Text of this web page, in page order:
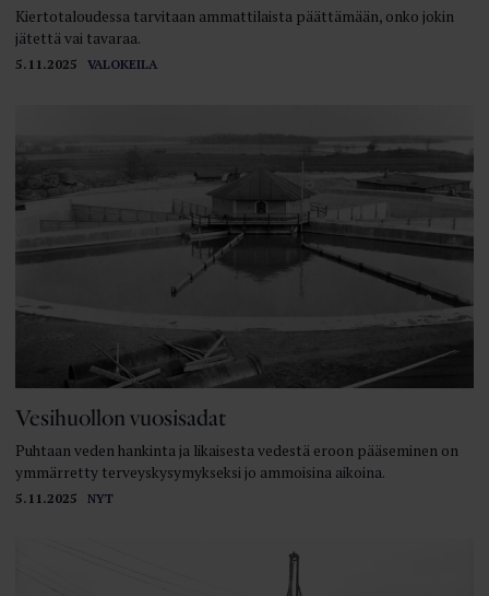
5.11.2025 VALOKEILA
Kiertotaloudessa tarvitaan ammattilaista päättämään, onko jokin
jätettä vai tavaraa.
5.11.2025 NYT
Vesihuollon vuosisadat
Puhtaan veden hankinta ja likaisesta vedestä eroon pääseminen on
ymmärretty terveyskysymykseksi jo ammoisina aikoina.